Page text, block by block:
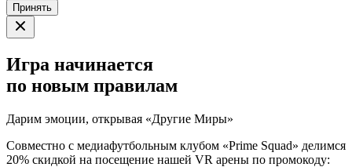
Принять
Игра начинается
по новым правилам
Дарим эмоции, открывая «Другие Миры»
Совместно с медиафутбольным клубом «Prime Squad» делимся
20% скидкой на посещение нашей VR арены по промокоду: